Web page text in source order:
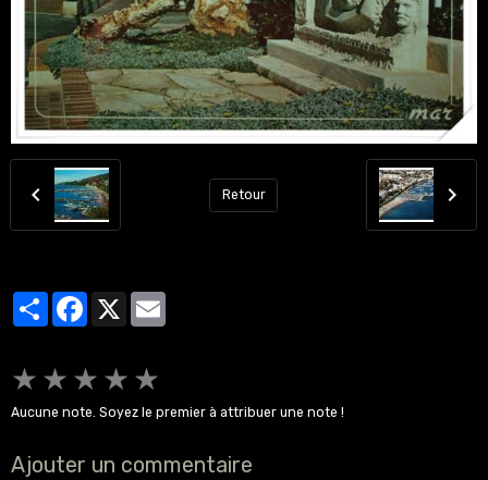
Retour
PartagerFacebook
★ ★ ★ ★ ★
Aucune note. Soyez le premier à attribuer une note !
Ajouter un commentaire